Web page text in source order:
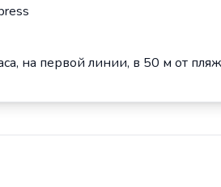
на первой линии, в 50 м от